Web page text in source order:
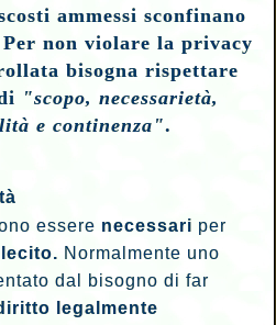
ammessi sconfinano
non violare la privacy
bisogna rispettare
"scopo, necessarietà,
e continenza".
essere necessari per
Normalmente uno
dal bisogno di far
legalmente